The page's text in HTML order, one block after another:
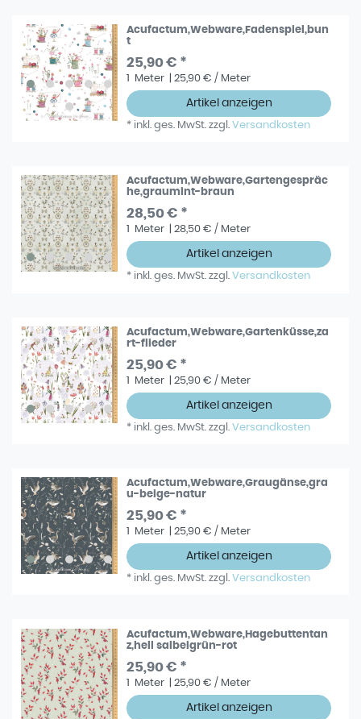
Acufactum,Webware,Fadenspiel,bun
t
25,90 € *
1 Meter | 25,90 € / Meter
Artikel anzeigen
* inkl. ges. MwSt. zzgl.Versandkosten
Acufactum,Webware,Gartengespräc
he,graumint-braun
28,50 € *
1 Meter | 28,50 € / Meter
Artikel anzeigen
* inkl. ges. MwSt. zzgl.Versandkosten
Acufactum,Webware,Gartenküsse,za
rt-flieder
25,90 € *
1 Meter | 25,90 € / Meter
Artikel anzeigen
* inkl. ges. MwSt. zzgl.Versandkosten
Acufactum,Webware,Graugänse,gra
u-beige-natur
25,90 € *
1 Meter | 25,90 € / Meter
Artikel anzeigen
* inkl. ges. MwSt. zzgl.Versandkosten
Acufactum,Webware,Hagebuttentan
z,hell salbeigrün-rot
25,90 € *
1 Meter | 25,90 € / Meter
Artikel anzeigen